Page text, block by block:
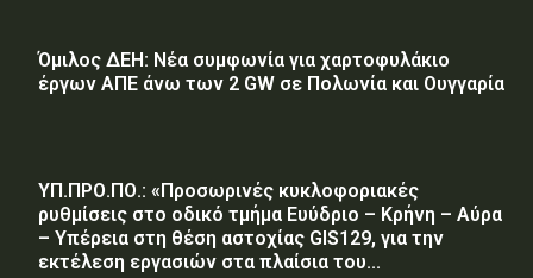
Όμιλος ΔΕΗ: Νέα συμφωνία για χαρτοφυλάκιο
έργων ΑΠΕ άνω των 2 GW σε Πολωνία και Ουγγαρία
ΥΠ.ΠΡΟ.ΠΟ.: «Προσωρινές κυκλοφοριακές
ρυθμίσεις στο οδικό τμήμα Ευύδριο – Κρήνη – Αύρα
– Υπέρεια στη θέση αστοχίας GIS129, για την
εκτέλεση εργασιών στα πλαίσια του...